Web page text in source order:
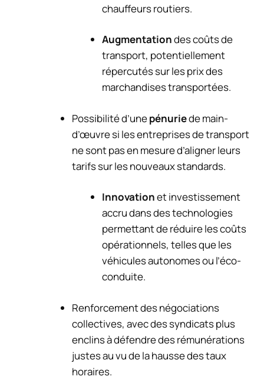
chauffeurs routiers.
Augmentationdes coûts de
transport, potentiellement
répercutés sur les prix des
marchandises transportées.
Possibilité d’unepénuriede main-
d’œuvre si les entreprises de transport
ne sont pas en mesure d’aligner leurs
tarifs sur les nouveaux standards.
Innovationet investissement
accru dans des technologies
permettant de réduire les coûts
opérationnels, telles que les
véhicules autonomes ou l’éco-
conduite.
Renforcement des négociations
collectives, avec des syndicats plus
enclins à défendre des rémunérations
justes au vu de la hausse des taux
horaires.